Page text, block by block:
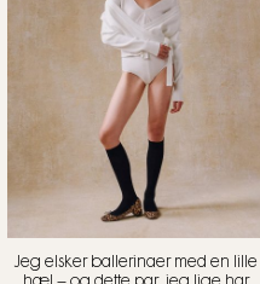
Jeg elsker ballerinaer med en lille